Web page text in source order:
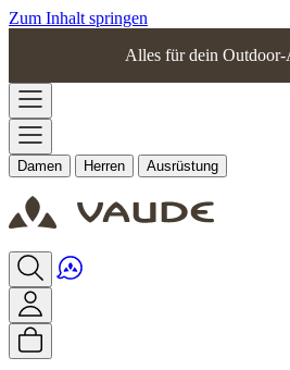
Zum Inhalt springen
Alles für dein Outdoor-
Damen Herren Ausrüstung